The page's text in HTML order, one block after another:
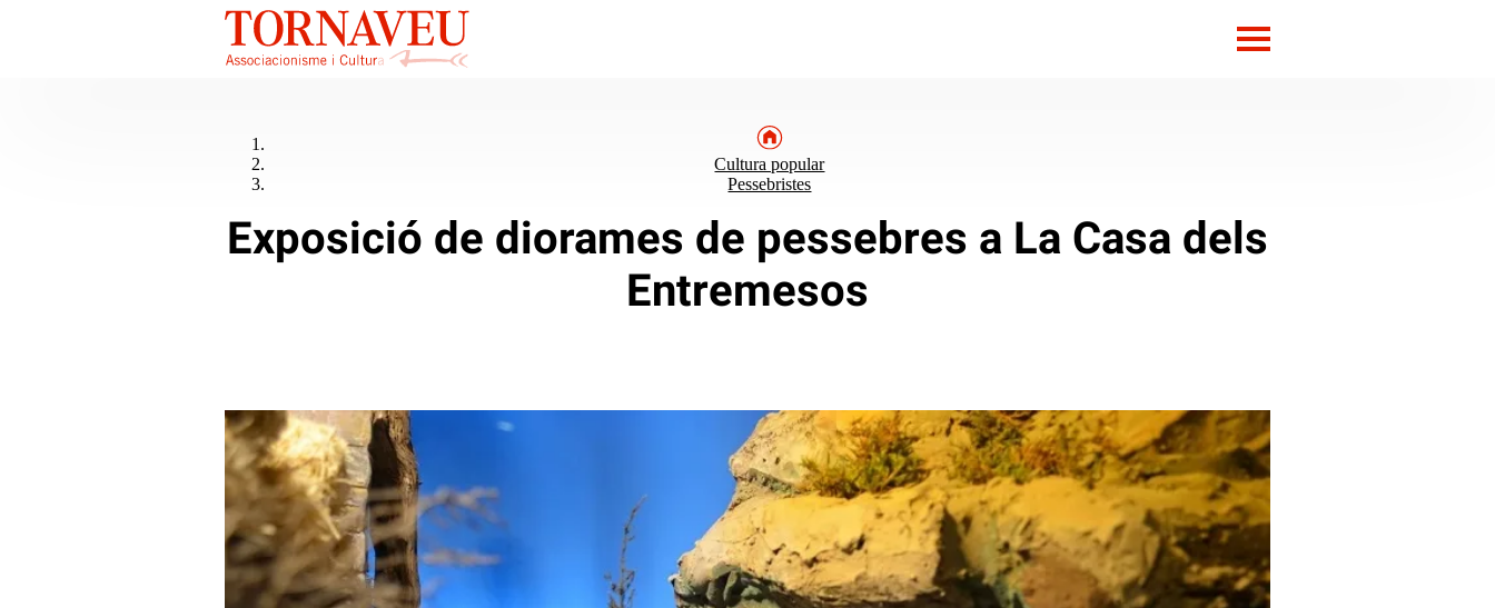
Cultura popular
Pessebristes
Exposició de diorames de pessebres a La Casa dels
Entremesos